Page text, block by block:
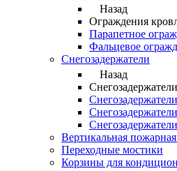
Назад
Ограждения
Парапетное
Фальцевое
Снегозадержатели
Назад
Снегозадержатели
Вертикальная
Переходные мостики
Корзины для